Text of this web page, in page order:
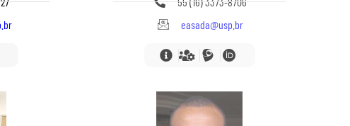
easada@usp.br